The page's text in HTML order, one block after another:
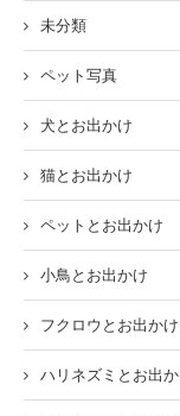
未分類
ペット写真
犬とお出かけ
猫とお出かけ
ペットとお出かけ
小鳥とお出かけ
フクロウとお出かけ
ハリネズミとお出